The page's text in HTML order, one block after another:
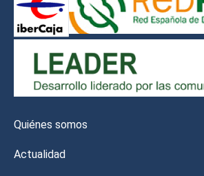
Quiénes somos
Actualidad